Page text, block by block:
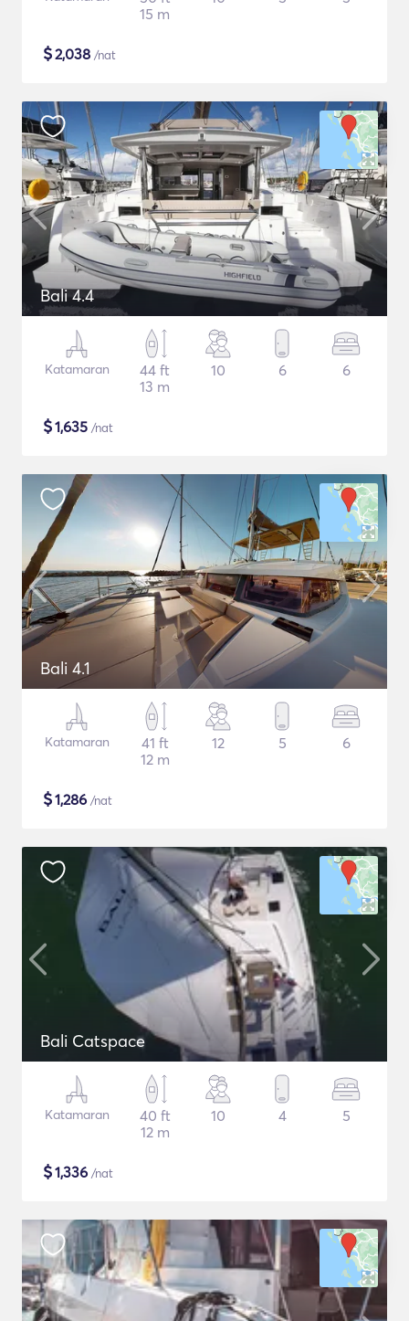
15 m
$2,038 /nat
Bali 4.4
Katamaran
44 ft
13 m
10 6 6
$1,635 /nat
Bali 4.1
Katamaran
41 ft
12 m
12 5 6
$1,286 /nat
Bali Catspace
Katamaran
40 ft
12 m
10 4 5
$1,336 /nat